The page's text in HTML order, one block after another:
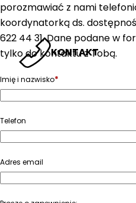
KONTAKT
porozmawiać z nami
koordynatorką ds.
622 44 31. Dane podane w
tylko do kontaktu z Tobą.
Imię i nazwisko*
Telefon
Adres email